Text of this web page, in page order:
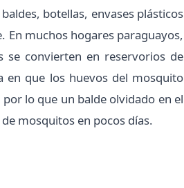
botellas, envases plásticos
En muchos hogares paraguayos,
se convierten en reservorios de
en que los huevos del mosquito
lo que un balde olvidado en el
mosquitos en pocos días.